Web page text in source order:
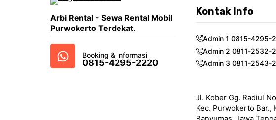
Arbi Rental - Sewa Rental Mobil
Purwokerto Terdekat.
Booking & Informasi
0815-4295-2220
Kontak Info
Admin 1 0815-4295-
Admin 2 0811-2532-
Admin 3 0811-2543-
Jl. Kober Gg. Radiul
Kec. Purwokerto Bar.,